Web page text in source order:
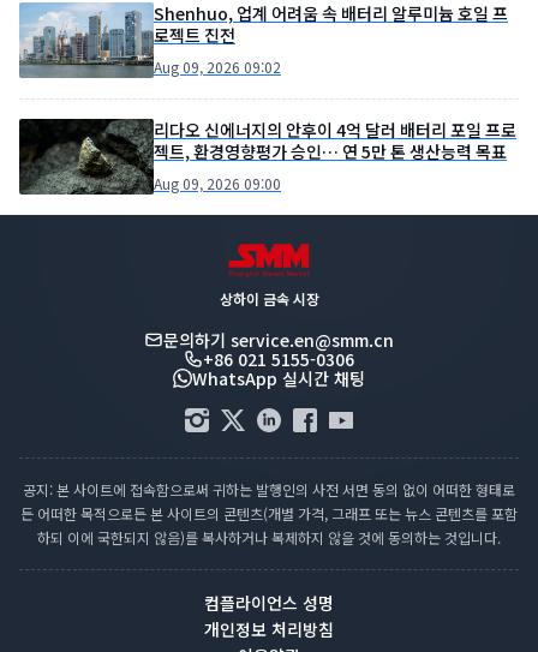
Shenhuo, 업계 어려움 속 배터리 알루미늄 호일 프
로젝트 진전
Aug 09, 2026 09:02
리다오 신에너지의 안후이 4억 달러 배터리 포일 프로
젝트, 환경영향평가 승인… 연 5만 톤 생산능력 목표
Aug 09, 2026 09:00
상하이 금속 시장
문의하기 service.en@smm.cn
+86 021 5155-0306
WhatsApp 실시간 채팅
공지: 본 사이트에 접속함으로써 귀하는 발행인의 사전 서면 동의 없이 어떠한 형태로
든 어떠한 목적으로든 본 사이트의 콘텐츠(개별 가격, 그래프 또는 뉴스 콘텐츠를 포함
하되 이에 국한되지 않음)를 복사하거나 복제하지 않을 것에 동의하는 것입니다.
컴플라이언스 성명
개인정보 처리방침